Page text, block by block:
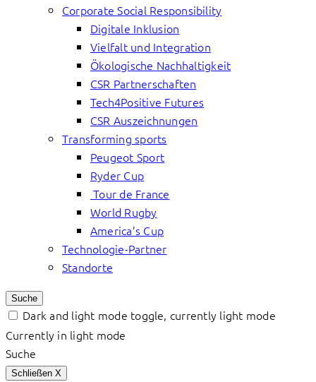
Corporate Social Responsibility
Digitale Inklusion
Vielfalt und Integration
Ökologische Nachhaltigkeit
CSR Partnerschaften
Tech4Positive Futures
CSR Auszeichnungen
Transforming sports
Peugeot Sport
Ryder Cup
Tour de France
World Rugby
America’s Cup
Technologie-Partner
Standorte
Suche
Dark and light mode toggle, currently light mode
Currently in light mode
Suche
Schließen X